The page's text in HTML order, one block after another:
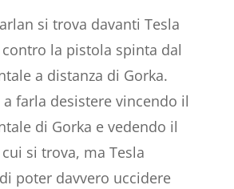
si trova davanti Tesla
la pistola spinta dal
a distanza di Gorka.
farla desistere vincendo il
di Gorka e vedendo il
cui si trova, ma Tesla
poter davvero uccidere